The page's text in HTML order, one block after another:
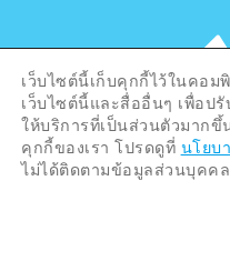
©Hiroshima
Hiroshima
เว็บไซต์นี้เก็บคุกกี้ไว้ในคอ
เว็บไซต์นี้และสื่ออื่นๆ เพื่อป
ให้บริการที่เป็นส่วนตัวมากขึ้
คุกกี้ของเรา โปรดดูที่ นโยบ
ไม่ได้ติดตามข้อมูลส่วนบุคค